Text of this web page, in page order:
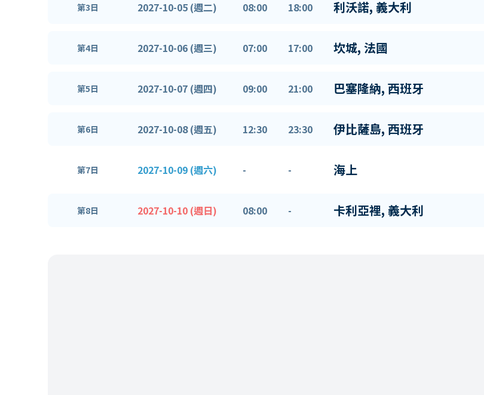
第3日 2027-10-05 (週二) 08:00 18:00 利沃諾, 義大利
第4日 2027-10-06 (週三) 07:00 17:00 坎城, 法國
第5日 2027-10-07 (週四) 09:00 21:00 巴塞隆納, 西班牙
第6日 2027-10-08 (週五) 12:30 23:30 伊比薩島, 西班牙
第7日 2027-10-09 (週六) - - 海上
第8日 2027-10-10 (週日) 08:00 - 卡利亞裡, 義大利